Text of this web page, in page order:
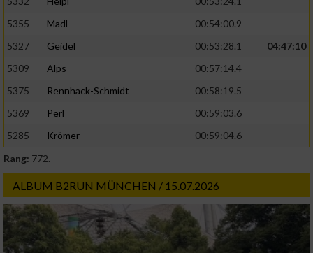
5355
Madl
00:54:00.9
5327
Geidel 00:53:28.1
04:47:10
5309
Alps
00:57:14.4
5375
Rennhack-Schmidt
00:58:19.5
5369
Perl
00:59:03.6
5285
Krömer
00:59:04.6
Rang: 772.
ALBUM B2RUN MÜNCHEN / 15.07.2026